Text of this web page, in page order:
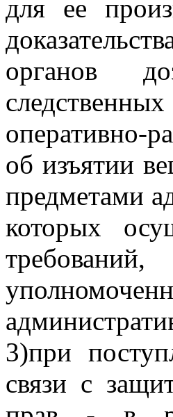
для ее
органов
оперативно-
об изъятии
предметами
которых
3)при
связи с